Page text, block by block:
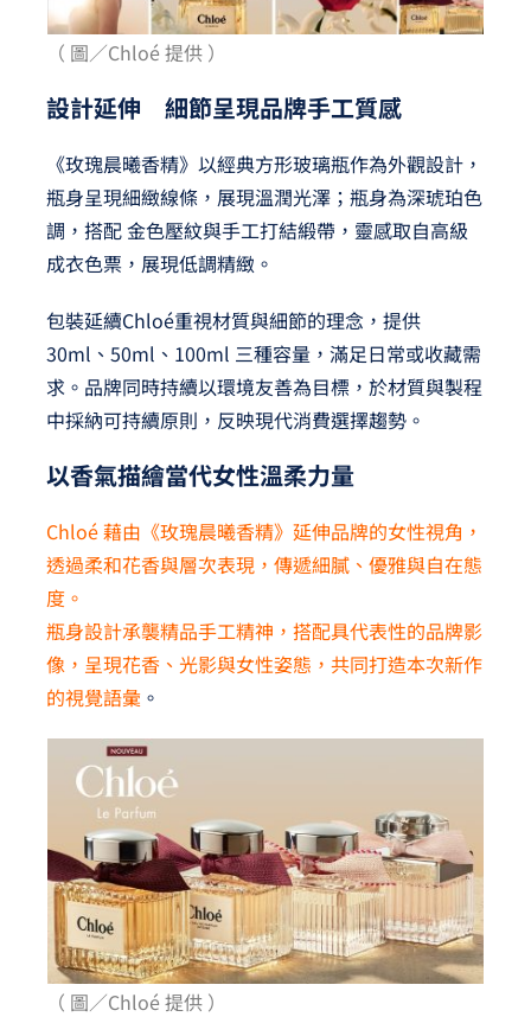
（ 圖／Chloé 提供 ）
設計延伸 細節呈現品牌手工質感
《玫瑰晨曦香精》以經典方形玻璃瓶作為外觀設計，
瓶身呈現細緻線條，展現溫潤光澤；瓶身為深琥珀色
調，搭配 金色壓紋與手工打結緞帶，靈感取自高級
成衣色票，展現低調精緻。
包裝延續Chloé重視材質與細節的理念，提供
30ml、50ml、100ml 三種容量，滿足日常或收藏需
求。品牌同時持續以環境友善為目標，於材質與製程
中採納可持續原則，反映現代消費選擇趨勢。
以香氣描繪當代女性溫柔力量
Chloé 藉由《玫瑰晨曦香精》延伸品牌的女性視角，
透過柔和花香與層次表現，傳遞細膩、優雅與自在態
度。
瓶身設計承襲精品手工精神，搭配具代表性的品牌影
像，呈現花香、光影與女性姿態，共同打造本次新作
的視覺語彙。
（ 圖／Chloé 提供 ）